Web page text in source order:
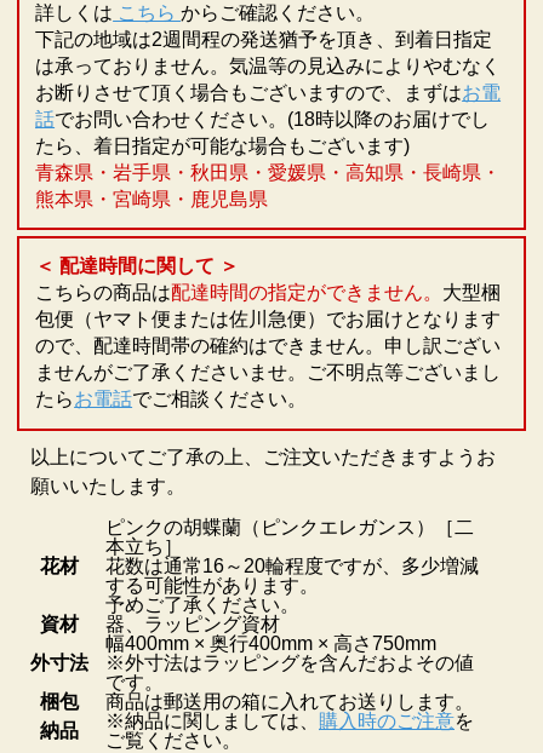
詳しくは こちらからご確認ください。
下記の地域は2週間程の発送猶予を頂き、到着日指定
は承っておりません。気温等の見込みによりやむなく
お断りさせて頂く場合もございますので、まずはお電
話でお問い合わせください。(18時以降のお届けでし
たら、着日指定が可能な場合もございます)
青森県・岩手県・秋田県・愛媛県・高知県・長崎県・
熊本県・宮崎県・鹿児島県
＜ 配達時間に関して ＞
こちらの商品は配達時間の指定ができません。 大型梱
包便（ヤマト便または佐川急便）でお届けとなります
ので、配達時間帯の確約はできません。申し訳ござい
ませんがご了承くださいませ。ご不明点等ございまし
たらお電話でご相談ください。
以上についてご了承の上、ご注文いただきますようお
願いいたします。
花材
ピンクの胡蝶蘭（ピンクエレガンス）［二
本立ち］
花数は通常16～20輪程度ですが、多少増減
する可能性があります。
予めご了承ください。
資材
器、ラッピング資材
外寸法
幅400mm × 奥行400mm × 高さ750mm
※外寸法はラッピングを含んだおよその値
です。
梱包
商品は郵送用の箱に入れてお送りします。
納品
※納品に関しましては、 購入時のご注意を
ご覧ください。